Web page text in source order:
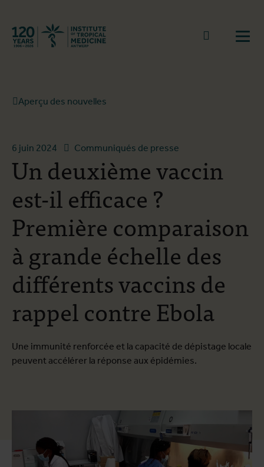
Retourner à la page d'accueil
go to
Aperçu des nouvelles
6 juin 2024 Communiqués de presse
Un deuxième vaccin
est-il efficace ?
Première comparaison
à grande échelle des
différents vaccins de
rappel contre Ebola
Une immunité renforcée et la capacité de dépistage locale
peuvent accélérer la réponse aux épidémies.